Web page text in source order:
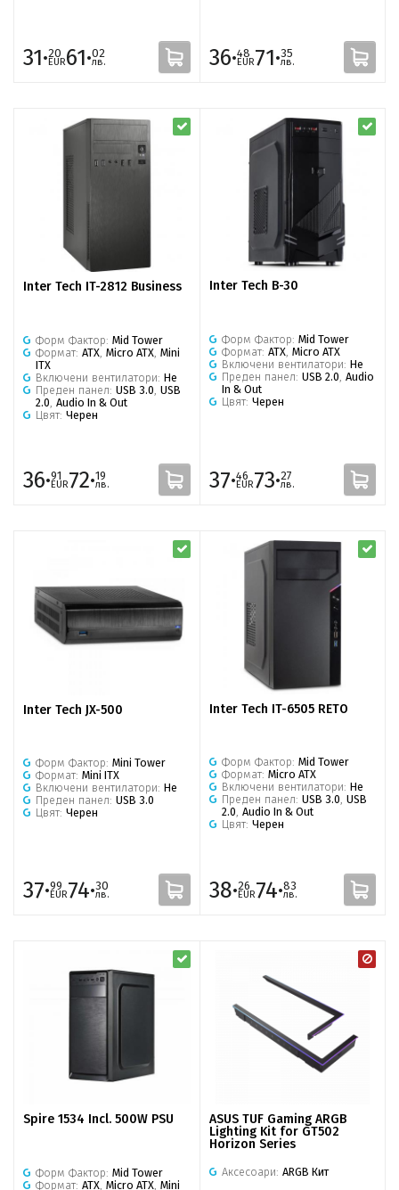
31·20
EUR61·02
лв. 36·48
EUR71·35
лв.
Inter Tech IT-2812 Business
Форм Фактор: Mid Tower
Формат: ATX Micro ATX Mini
ITX
Включени вентилатори: Не
Преден панел: USB 3.0 USB
2.0 Audio In & Out
Цвят: Черен
36·91
EUR72·19
лв.
Inter Tech B-30
Форм Фактор: Mid Tower
Формат: ATX Micro ATX
Включени вентилатори: Не
Преден панел: USB 2.0 Audio
In & Out
Цвят: Черен
37·46
EUR73·27
лв.
Inter Tech JX-500
Форм Фактор: Mini Tower
Формат: Mini ITX
Включени вентилатори: Не
Преден панел: USB 3.0
Цвят: Черен
37·99
EUR74·30
лв.
Inter Tech IT-6505 RETO
Форм Фактор: Mid Tower
Формат: Micro ATX
Включени вентилатори: Не
Преден панел: USB 3.0, USB
2.0, Audio In & Out
Цвят: Черен
38·26
EUR74·83
лв.
Spire 1534 Incl. 500W PSU
Форм Фактор: Mid Tower
Формат: ATX Micro ATX Mini
ASUS TUF Gaming ARGB
Lighting Kit for GT502
Horizon Series
Аксесоари: ARGB Кит